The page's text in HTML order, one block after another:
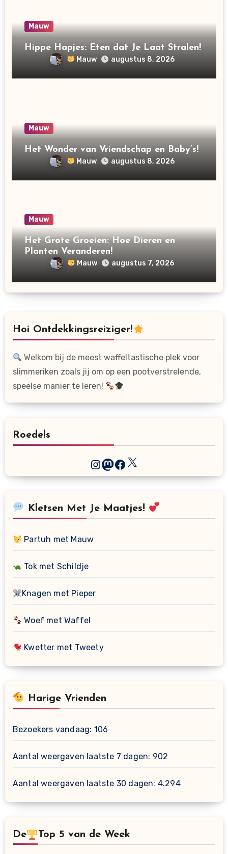
Mauw
Hippe Hapjes: Eten dat Je Laat Stralen!
Mauw augustus 8, 2026
Mauw
Het Wonder van Vriendschap en Baby’s!
Mauw augustus 8, 2026
Mauw
Het Grote Groeien: Hoe Dieren en
Planten Veranderen!
Mauw augustus 7, 2026
Hoi Ontdekkingsreiziger!
Welkom bij de meest waffeltastische plek voor
slimmeriken zoals jij om op een pootverstrelende,
speelse manier te leren!
Roedels
Instagram
Mastodon
Facebook
X
Kletsen Met Je Maatjes!
Partuh met Mauw
Tok met Schildje
Knagen met Pieper
Woef met Waffel
Kwetter met Tweety
Harige Vrienden
Bezoekers vandaag: 106
Aantal weergaven laatste 7 dagen: 902
Aantal weergaven laatste 30 dagen: 4.294
De Top 5 van de Week